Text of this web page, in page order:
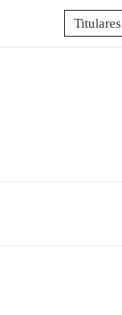
Titulares